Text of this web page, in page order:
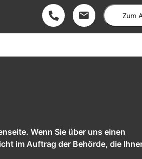
Zum
Wenn Sie über uns einen
im Auftrag der Behörde, die